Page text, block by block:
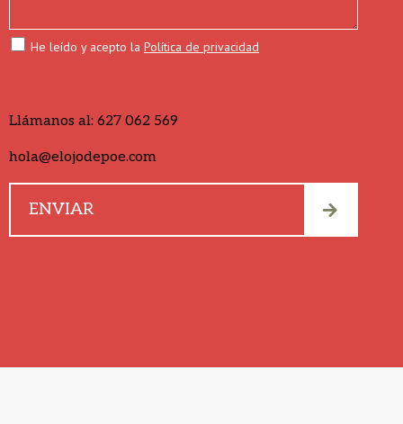
He leído y acepto la Política de privacidad
Llámanos al: 627 062 569
hola@elojodepoe.com